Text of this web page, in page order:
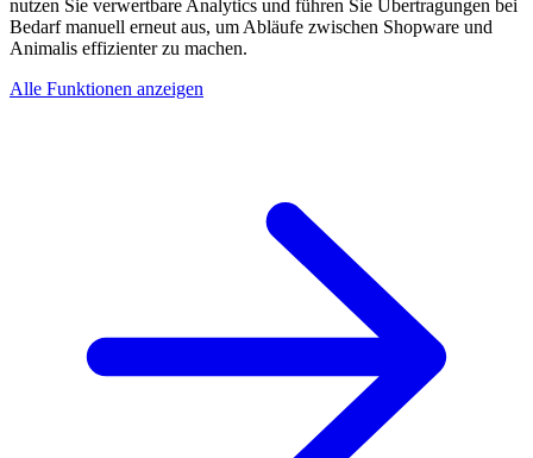
nutzen Sie verwertbare Analytics und führen Sie Übertragungen bei
Bedarf manuell erneut aus, um Abläufe zwischen Shopware und
Animalis effizienter zu machen.
Alle Funktionen anzeigen